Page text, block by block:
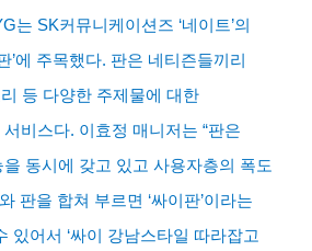
는 SK커뮤니케이션즈 ‘네이트’의
’에 주목했다. 판은 네티즌들끼리
리 등 다양한 주제물에 대한
서비스다. 이효정 매니저는 “판은
동시에 갖고 있고 사용자층의 폭도
판을 합쳐 부르면 ‘싸이판’이라는
있어서 ‘싸이 강남스타일 따라잡고